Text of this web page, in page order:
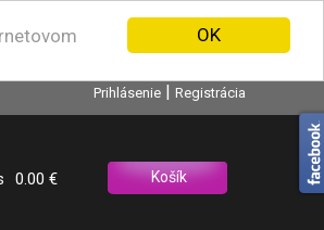
OK
Prihlásenie | Registrácia
0.00 € Košík